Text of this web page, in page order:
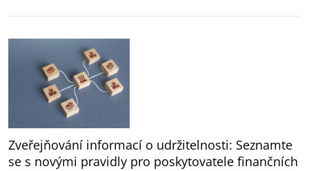
Zveřejňování informací o udržitelnosti: Seznamte
se s novými pravidly pro poskytovatele finančních